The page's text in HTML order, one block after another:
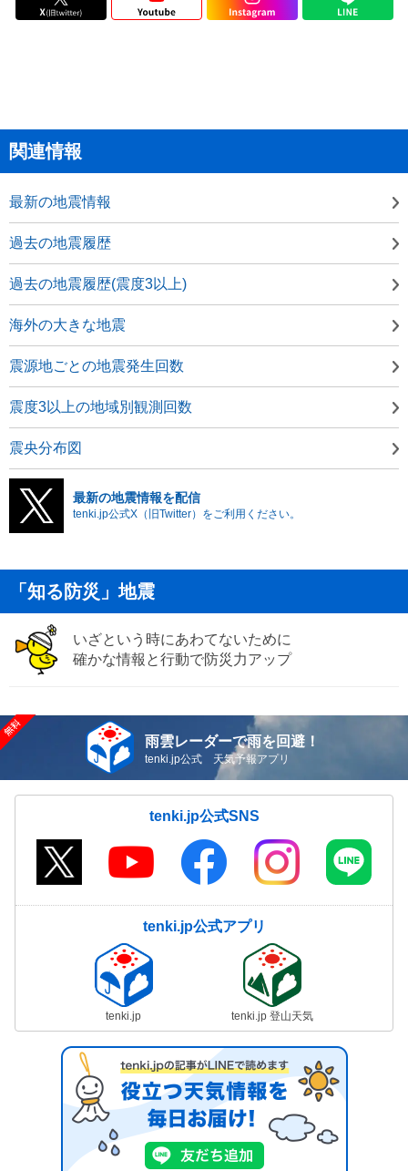
関連情報
最新の地震情報
過去の地震履歴
過去の地震履歴(震度3以上)
海外の大きな地震
震源地ごとの地震発生回数
震度3以上の地域別観測回数
震央分布図
最新の地震情報を配信
tenki.jp公式X（旧Twitter）をご利用ください。
「知る防災」地震
いざという時にあわてないために
確かな情報と行動で防災力アップ
雨雲レーダーで雨を回避！
tenki.jp公式 天気予報アプリ
tenki.jp公式SNS
tenki.jp公式アプリ
tenki.jp tenki.jp 登山天気